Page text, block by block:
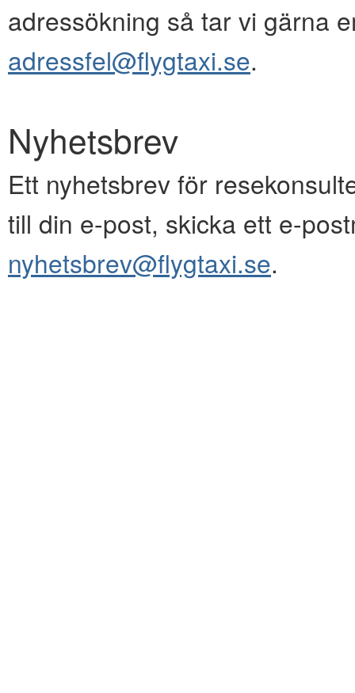
adressökning så tar vi gärna
adressfel@flygtaxi.se.
Nyhetsbrev
Ett nyhetsbrev för
till din e-post, skicka ett e-
nyhetsbrev@flygtaxi.se.